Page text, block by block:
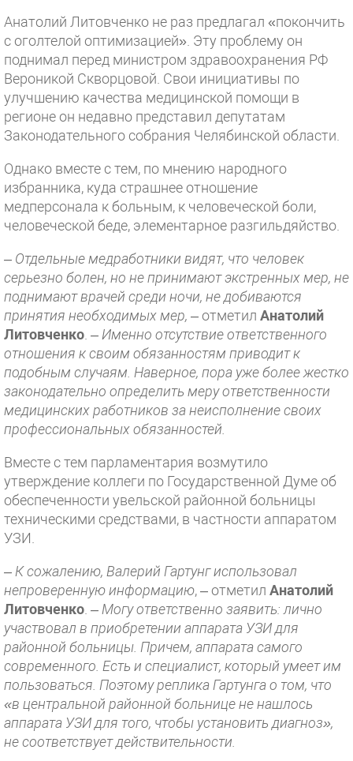
Анатолий Литовченко не раз предлагал «покончить
с оголтелой оптимизацией». Эту проблему он
поднимал перед министром здравоохранения РФ
Вероникой Скворцовой. Свои инициативы по
улучшению качества медицинской помощи в
регионе он недавно представил депутатам
Законодательного собрания Челябинской области.
Однако вместе с тем, по мнению народного
избранника, куда страшнее отношение
медперсонала к больным, к человеческой боли,
человеческой беде, элементарное разгильдяйство.
– Отдельные медработники видят, что человек
серьезно болен, но не принимают экстренных мер, не
поднимают врачей среди ночи, не добиваются
принятия необходимых мер, – отметил Анатолий
Литовченко – Именно отсутствие ответственного
отношения к своим обязанностям приводит к
подобным случаям. Наверное, пора уже более жестко
законодательно определить меру ответственности
медицинских работников за неисполнение своих
профессиональных обязанностей.
Вместе с тем парламентария возмутило
утверждение коллеги по Государственной Думе об
обеспеченности увельской районной больницы
техническими средствами, в частности аппаратом
УЗИ.
– К сожалению, Валерий Гартунг использовал
непроверенную информацию, – отметил Анатолий
Литовченко – Могу ответственно заявить: лично
участвовал в приобретении аппарата УЗИ для
районной больницы. Причем, аппарата самого
современного. Есть и специалист, который умеет им
пользоваться. Поэтому реплика Гартунга о том, что
«в центральной районной больнице не нашлось
аппарата УЗИ для того, чтобы установить диагноз»,
не соответствует действительности.